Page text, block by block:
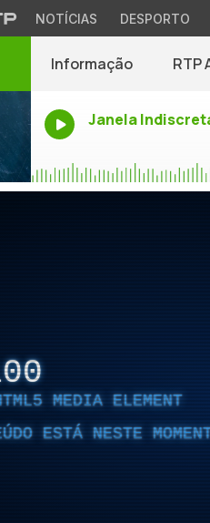
NOTÍCIAS DESPORTO
Informação RTP
Janela
MEDIA ELEMENT
ESTÁ NESTE